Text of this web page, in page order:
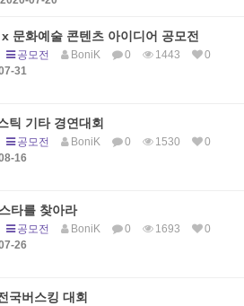
문화예술 콘텐츠 아이디어 공모전
공모전 BoniK 0 1443
0
31
틱 기타 경연대회
공모전 BoniK 0 1530
0
16
타를 찾아라
공모전 BoniK 0 1693
0
26
국버스킹 대회